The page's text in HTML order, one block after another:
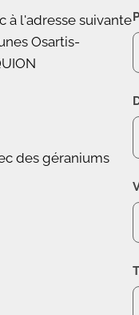
à l'adresse suivante
Osartis-
des géraniums